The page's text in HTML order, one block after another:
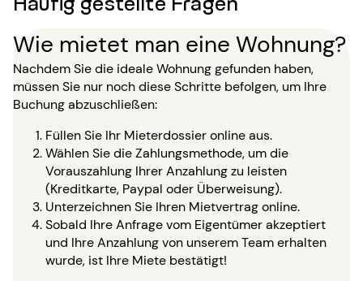
Wie mietet man eine Wohnung?
Nachdem Sie die ideale Wohnung gefunden haben,
müssen Sie nur noch diese Schritte befolgen, um Ihre
Buchung abzuschließen:
Füllen Sie Ihr Mieterdossier online aus.
Wählen Sie die Zahlungsmethode, um die
Vorauszahlung Ihrer Anzahlung zu leisten
(Kreditkarte, Paypal oder Überweisung).
Unterzeichnen Sie Ihren Mietvertrag online.
Sobald Ihre Anfrage vom Eigentümer akzeptiert
und Ihre Anzahlung von unserem Team erhalten
wurde, ist Ihre Miete bestätigt!